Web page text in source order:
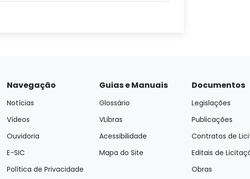
Navegação
Notícias
Vídeos
Ouvidoria
E-SIC
Política de Privacidade
Guias e Manuais
Glossário
VLibras
Acessibilidade
Mapa do Site
Documentos
Legislações
Publicações
Contratos de
Editais de
Obras